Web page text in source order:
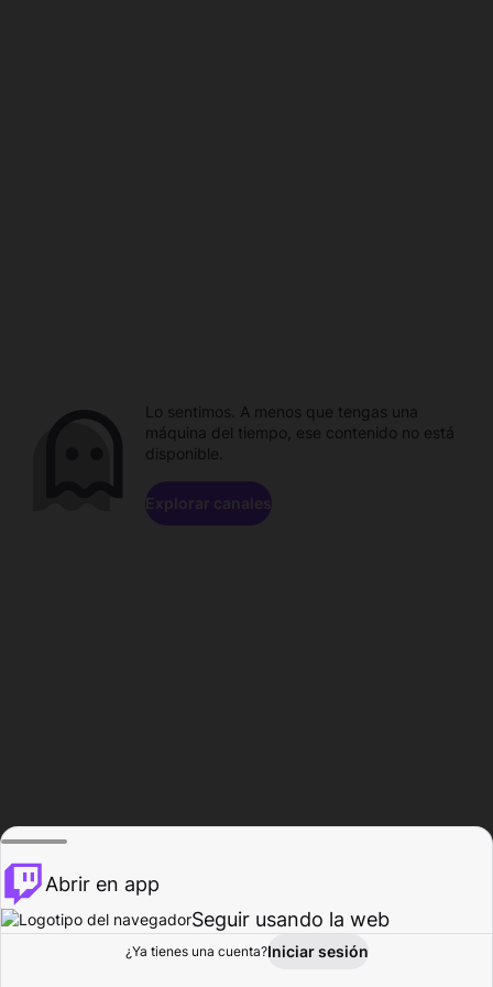
Explorar Actividad
Lo sentimos. A menos que tengas una
máquina del tiempo, ese contenido no está
disponible.
Explorar canales
Abrir en app
Seguir usando la web
¿Ya tienes una cuenta?Iniciar sesión